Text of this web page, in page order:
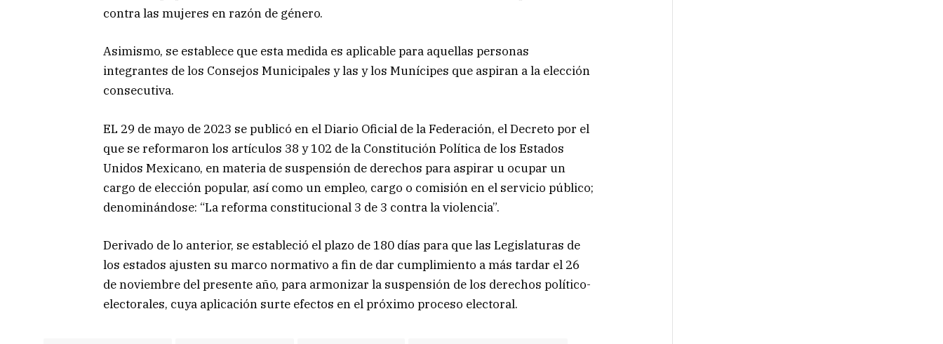
contra las mujeres en razón de género.
Asimismo, se establece que esta medida es aplicable para aquellas personas
integrantes de los Consejos Municipales y las y los Munícipes que aspiran a la elección
consecutiva.
EL 29 de mayo de 2023 se publicó en el Diario Oficial de la Federación, el Decreto por el
que se reformaron los artículos 38 y 102 de la Constitución Política de los Estados
Unidos Mexicano, en materia de suspensión de derechos para aspirar u ocupar un
cargo de elección popular, así como un empleo, cargo o comisión en el servicio público;
denominándose: “La reforma constitucional 3 de 3 contra la violencia”.
Derivado de lo anterior, se estableció el plazo de 180 días para que las Legislaturas de
los estados ajusten su marco normativo a fin de dar cumplimiento a más tardar el 26
de noviembre del presente año, para armonizar la suspensión de los derechos político-
electorales, cuya aplicación surte efectos en el próximo proceso electoral.